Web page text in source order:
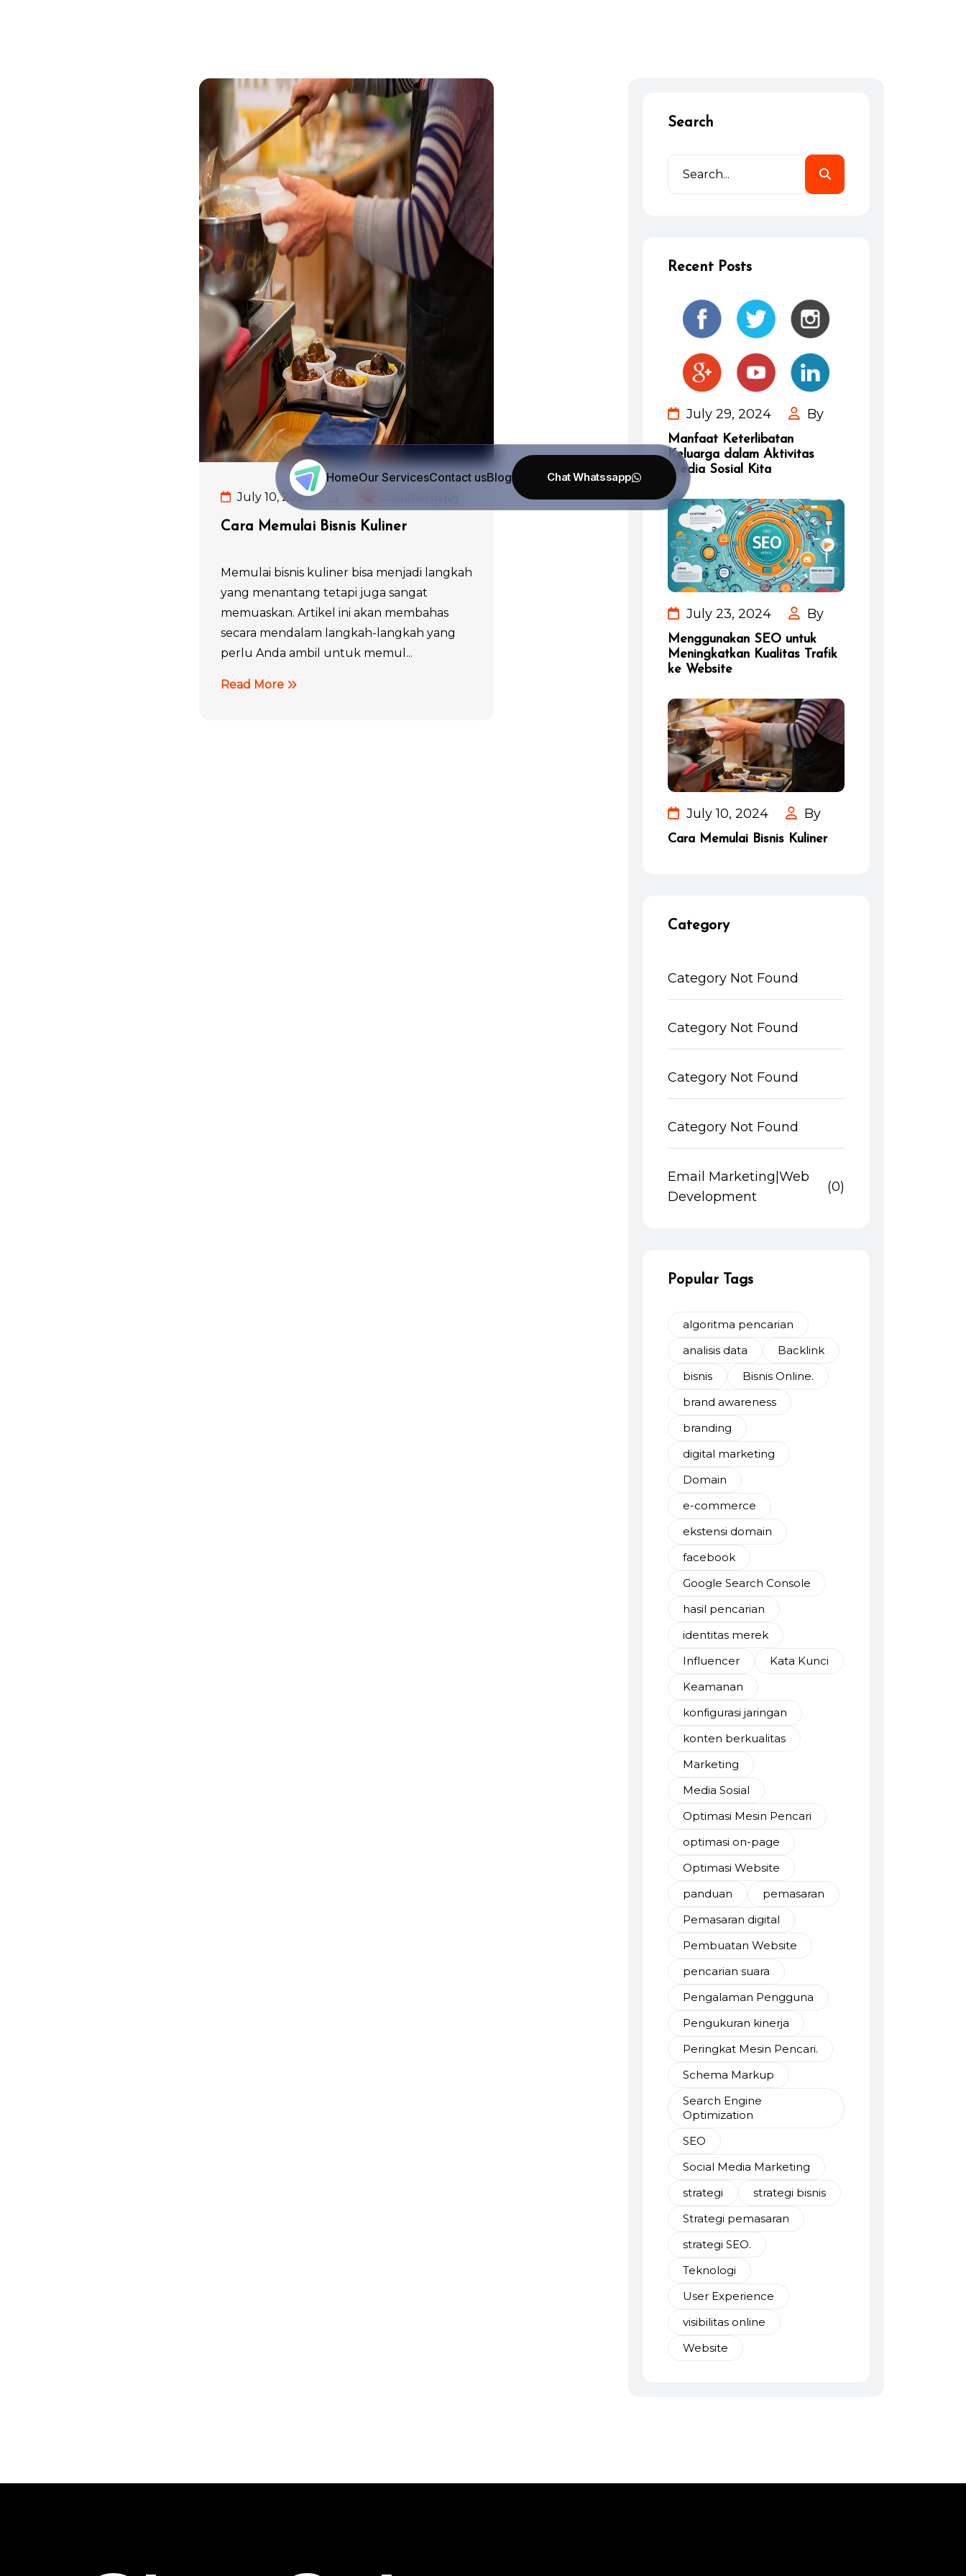
HomeOur ServicesContact usBlog
July 10, 2024
Cara Memulai Bisnis Kuliner
Memulai bisnis kuliner bisa menjadi langkah
yang menantang tetapi juga sangat
memuaskan. Artikel ini akan membahas
secara mendalam langkah-langkah yang
perlu Anda ambil untuk memul...
Read More
Search
Recent Posts
July 29, 2024 By
Manfaat Keterlibatan
Keluarga dalam Aktivitas
Media Sosial Kita
July 23, 2024 By
Menggunakan SEO untuk
Meningkatkan Kualitas Trafik
ke Website
July 10, 2024 By
Cara Memulai Bisnis Kuliner
Category
Category Not Found
Category Not Found
Category Not Found
Category Not Found
Email Marketing|Web
Development
(0)
Popular Tags
algoritma pencarian
analisis data
Backlink
bisnis
Bisnis Online.
brand awareness
branding
digital marketing
Domain
e-commerce
ekstensi domain
facebook
Google Search Console
hasil pencarian
identitas merek
Influencer
Kata Kunci
Keamanan
konfigurasi jaringan
konten berkualitas
Marketing
Media Sosial
Optimasi Mesin Pencari
optimasi on-page
Optimasi Website
panduan
pemasaran
Pemasaran digital
Pembuatan Website
pencarian suara
Pengalaman Pengguna
Pengukuran kinerja
Peringkat Mesin Pencari.
Schema Markup
Search Engine
Optimization
SEO
Social Media Marketing
strategi
strategi bisnis
Strategi pemasaran
strategi SEO.
Teknologi
User Experience
visibilitas online
Website